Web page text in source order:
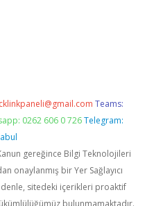
Teams:
0262 606 0 726 Telegram:
gereğince Bilgi Teknolojileri
onaylanmış bir Yer Sağlayıcı
sitedeki içerikleri proaktif
bulunmamaktadır.